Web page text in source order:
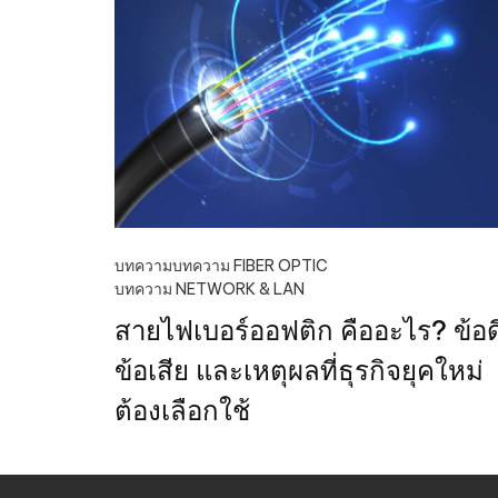
บทความบทความ FIBER OPTIC
บทความ NETWORK & LAN
สายไฟเบอร์ออฟติก คืออะไร? ข้อ
ข้อเสีย และเหตุผลที่ธุรกิจยุคใหม่
ต้องเลือกใช้